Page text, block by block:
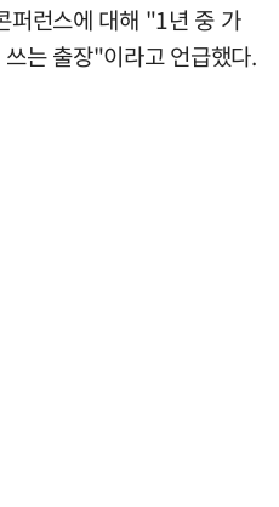
퍼런스에 대해 "1년 중 가
는 출장"이라고 언급했다.